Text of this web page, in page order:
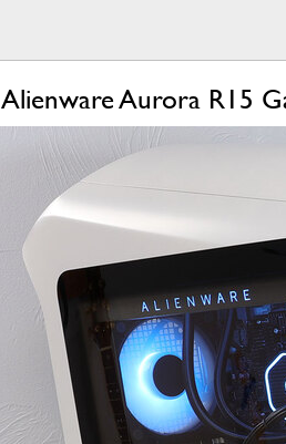
Alienware Aurora R15